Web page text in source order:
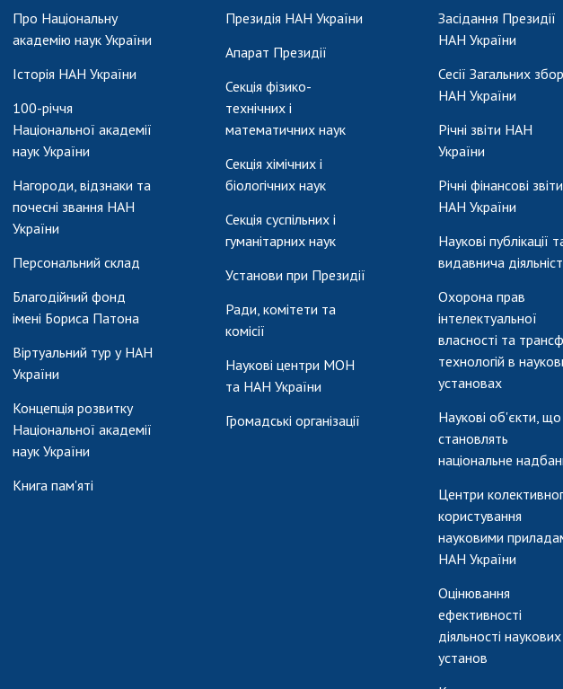
Про Національну
академію наук України
Історія НАН України
100-річчя
Національної академії
наук України
Нагороди, відзнаки та
почесні звання НАН
України
Персональний склад
Благодійний фонд
імені Бориса Патона
Віртуальний тур у НАН
України
Концепція розвитку
Національної академії
наук України
Книга пам'яті
Президія НАН України
Апарат Президії
Секція фізико-
технічних і
математичних наук
Секція хімічних і
біологічних наук
Секція суспільних і
гуманітарних наук
Установи при Президії
Ради, комітети та
комісії
Наукові центри МОН
та НАН України
Громадські організації
Засідання Президії
НАН України
Сесії Загальних
НАН України
Річні звіти НАН
України
Річні фінансові звіти
НАН України
Наукові публікації
видавнича
Охорона прав
інтелектуальної
власності та
технологій в
установах
Наукові об'єкти, що
становлять
національне
Центри
користування
науковими
НАН України
Оцінювання
ефективності
діяльності наукових
установ